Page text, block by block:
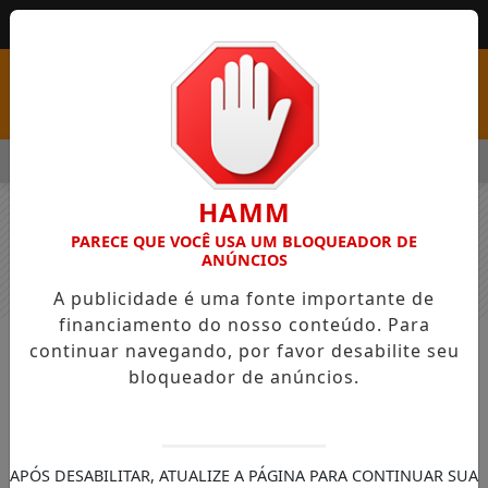
VAGAS EM SEIS FUNÇÕES E SALÁRIOS QUE CHEGAM A R$
NOTÍCIAS GERAL
Prefeitura de Palmas inaugura novo
HAMM
PARECE QUE VOCÊ USA UM BLOQUEADOR DE
ANÚNCIOS
A publicidade é uma fonte importante de
financiamento do nosso conteúdo. Para
continuar navegando, por favor desabilite seu
bloqueador de anúncios.
APÓS DESABILITAR, ATUALIZE A PÁGINA PARA CONTINUAR SUA